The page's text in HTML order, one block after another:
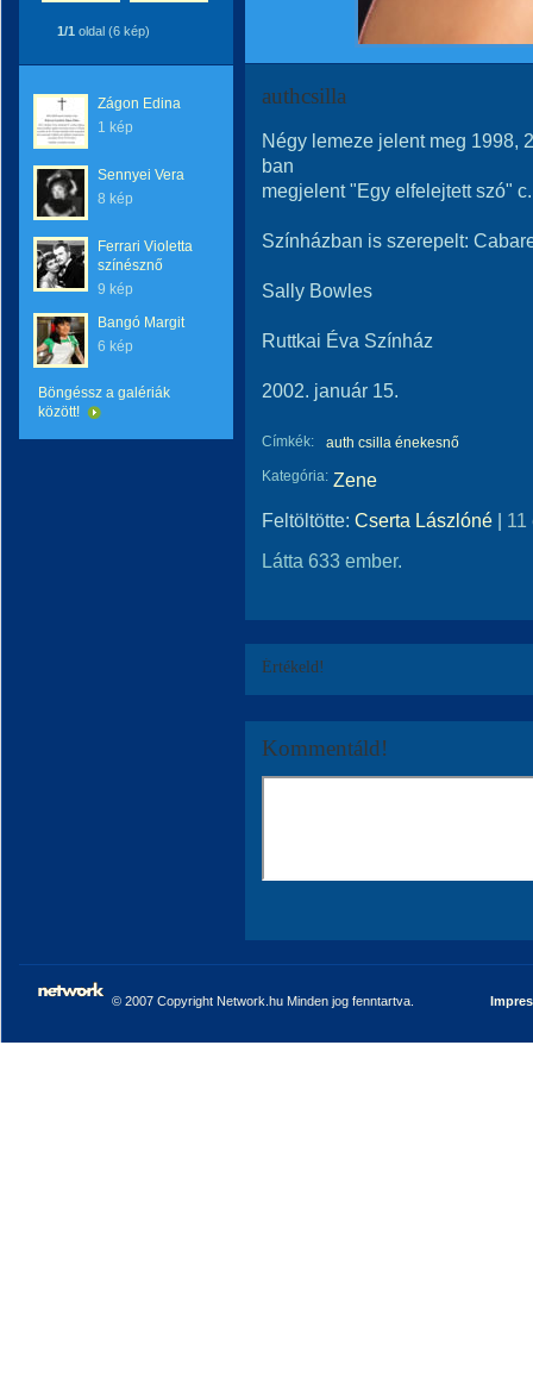
1/1 oldal (6 kép)
Zágon Edina
1 kép
Sennyei Vera
8 kép
Ferrari Violetta
színésznő
9 kép
Bangó Margit
6 kép
Böngéssz a galériák
között!
authcsilla
Négy lemeze jelent meg 1998,
ban
megjelent "Egy elfelejtett szó"
Színházban is szerepelt:
Sally Bowles
Ruttkai Éva Színház
2002. január 15.
Címkék:
auth csilla énekesnő
Kategória: Zene
Feltöltötte: Cserta Lászlóné | 11
Látta 633 ember.
Értékeld!
Kommentáld!
© 2007 Copyright Network.hu Minden jog fenntartva.